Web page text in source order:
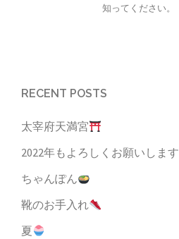
知ってください。
RECENT POSTS
太宰府天満宮
2022年もよろしくお願いします
ちゃんぽん
靴のお手入れ
夏